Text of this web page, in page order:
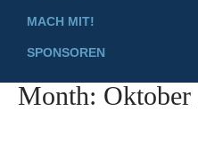
MACH MIT!
SPONSOREN
Month: Oktober